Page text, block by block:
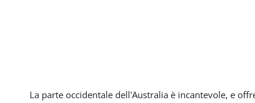
La parte occidentale dell'Australia è incantevole, e